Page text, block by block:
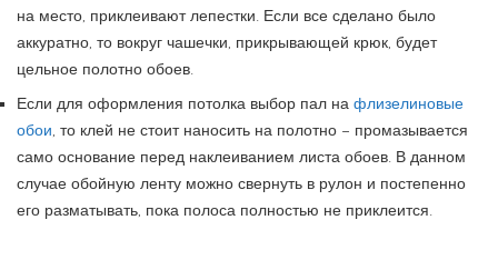
на место, приклеивают лепестки. Если все сделано было
аккуратно, то вокруг чашечки, прикрывающей крюк, будет
цельное полотно обоев.
Если для оформления потолка выбор пал на флизелиновые
обои, то клей не стоит наносить на полотно – промазывается
само основание перед наклеиванием листа обоев. В данном
случае обойную ленту можно свернуть в рулон и постепенно
его разматывать, пока полоса полностью не приклеится.